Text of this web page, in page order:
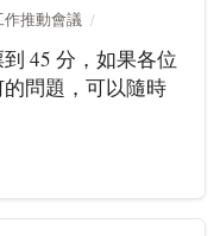
推動會議
45 分，如果各位
問題，可以隨時